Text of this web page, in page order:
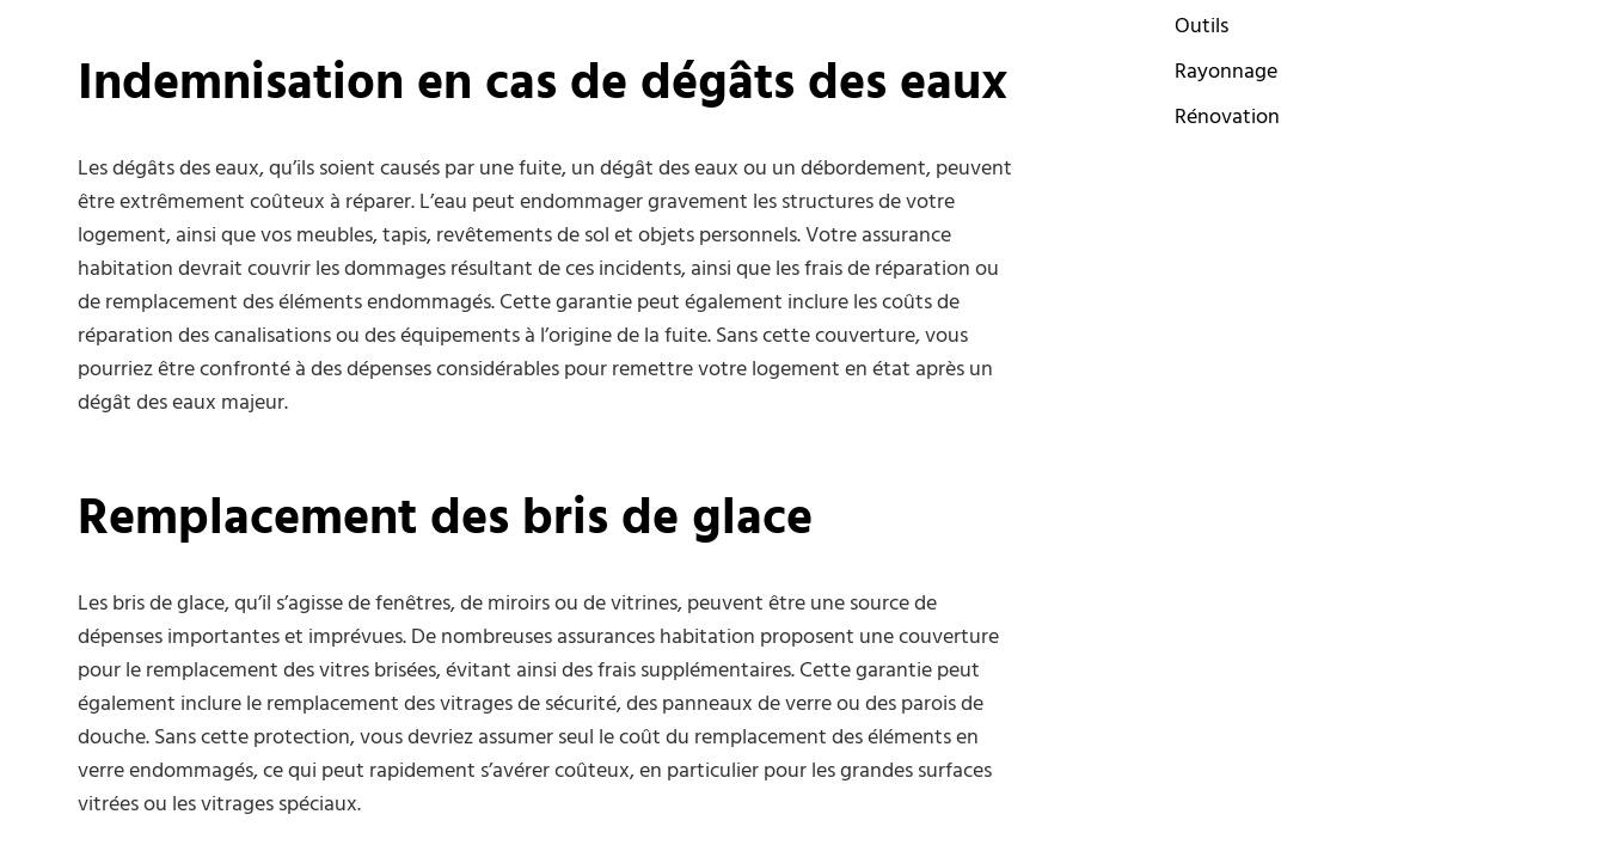
Indemnisation en cas de dégâts des eaux
Les dégâts des eaux, qu’ils soient causés par une fuite, un dégât des eaux ou un débordement, peuvent
être extrêmement coûteux à réparer. L’eau peut endommager gravement les structures de votre
logement, ainsi que vos meubles, tapis, revêtements de sol et objets personnels. Votre assurance
habitation devrait couvrir les dommages résultant de ces incidents, ainsi que les frais de réparation ou
de remplacement des éléments endommagés. Cette garantie peut également inclure les coûts de
réparation des canalisations ou des équipements à l’origine de la fuite. Sans cette couverture, vous
pourriez être confronté à des dépenses considérables pour remettre votre logement en état après un
dégât des eaux majeur.
Remplacement des bris de glace
Les bris de glace, qu’il s’agisse de fenêtres, de miroirs ou de vitrines, peuvent être une source de
dépenses importantes et imprévues. De nombreuses assurances habitation proposent une couverture
pour le remplacement des vitres brisées, évitant ainsi des frais supplémentaires. Cette garantie peut
également inclure le remplacement des vitrages de sécurité, des panneaux de verre ou des parois de
douche. Sans cette protection, vous devriez assumer seul le coût du remplacement des éléments en
verre endommagés, ce qui peut rapidement s’avérer coûteux, en particulier pour les grandes surfaces
vitrées ou les vitrages spéciaux.
Outils
Rayonnage
Rénovation